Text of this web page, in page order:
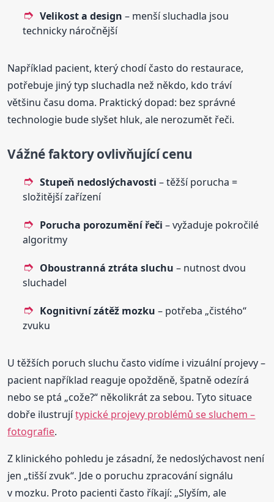
Velikost a design – menší sluchadla jsou
technicky náročnější
Například pacient, který chodí často do restaurace,
potřebuje jiný typ sluchadla než někdo, kdo tráví
většinu času doma. Praktický dopad: bez správné
technologie bude slyšet hluk, ale nerozumět řeči.
Vážné faktory ovlivňující cenu
Stupeň nedoslýchavosti – těžší porucha =
složitější zařízení
Porucha porozumění řeči – vyžaduje pokročilé
algoritmy
Oboustranná ztráta sluchu – nutnost dvou
sluchadel
Kognitivní zátěž mozku – potřeba „čistého“
zvuku
U těžších poruch sluchu často vidíme i vizuální projevy –
pacient například reaguje opožděně, špatně odezírá
nebo se ptá „cože?“ několikrát za sebou. Tyto situace
dobře ilustrujítypické projevy problémů se sluchem –
fotografie.
Z klinického pohledu je zásadní, že nedoslýchavost není
jen „tišší zvuk“. Jde o poruchu zpracování signálu
v mozku. Proto pacienti často říkají: „Slyším, ale